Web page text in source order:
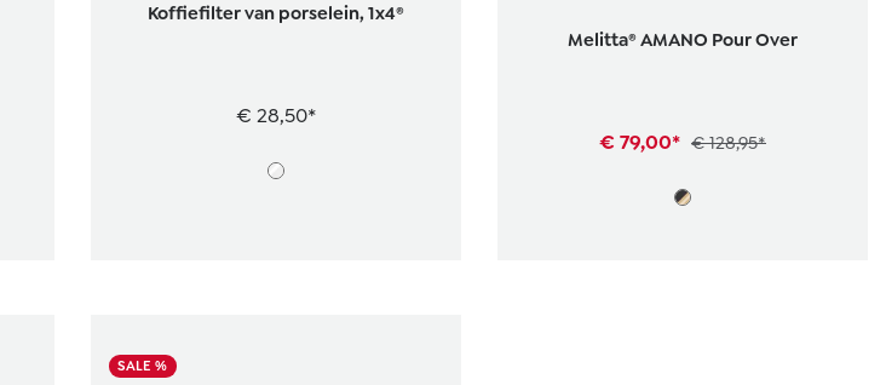
Koffiefilter van porselein, 1x4®
€ 28,50*
Melitta® AMANO Pour Over
€ 79,00* € 128,95*
SALE %